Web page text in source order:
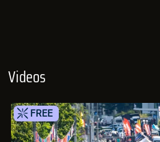
Videos
FREE